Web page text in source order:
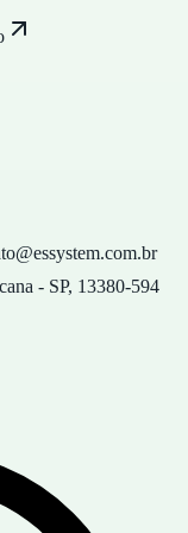
- SP, 13380-594